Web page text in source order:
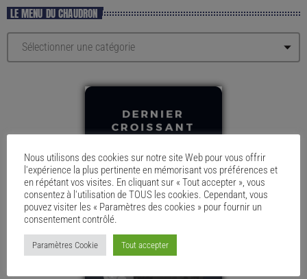
LE MENU DU CHAUDRON
Nous utilisons des cookies sur notre site Web pour vous offrir
l'expérience la plus pertinente en mémorisant vos préférences et
en répétant vos visites. En cliquant sur « Tout accepter », vous
consentez à l'utilisation de TOUS les cookies. Cependant, vous
pouvez visiter les « Paramètres des cookies » pour fournir un
consentement contrôlé.
Paramètres Cookie Tout accepter